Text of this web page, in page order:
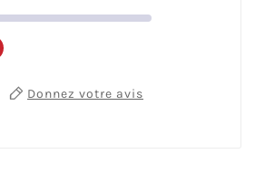
Donnez votre avis